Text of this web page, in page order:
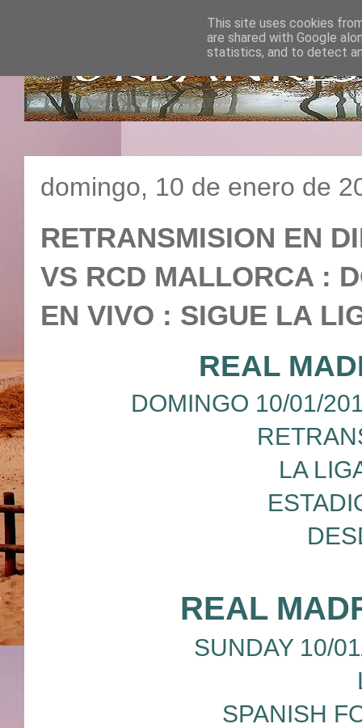
domingo, 10 de enero de
RETRANSMISION EN
VS RCD MALLORCA :
EN VIVO : SIGUE LA
REAL
DOMINGO 10/01/
LA
REAL
SUNDAY 10/
SPANISH
This site uses cookies
are shared with Google
statistics, and to detect